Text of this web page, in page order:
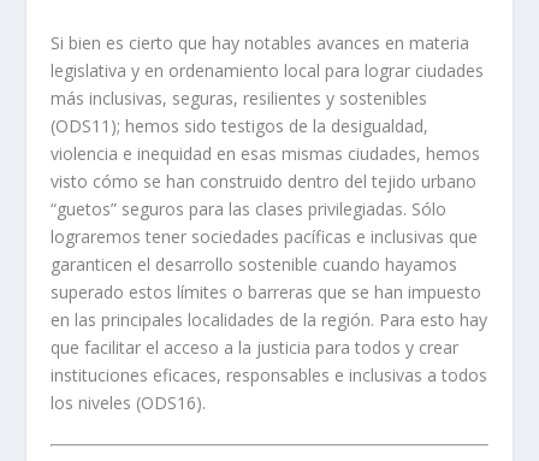
Si bien es cierto que hay notables avances en materia
legislativa y en ordenamiento local para lograr ciudades
más inclusivas, seguras, resilientes y sostenibles
(ODS11); hemos sido testigos de la desigualdad,
violencia e inequidad en esas mismas ciudades, hemos
visto cómo se han construido dentro del tejido urbano
“guetos” seguros para las clases privilegiadas. Sólo
lograremos tener sociedades pacíficas e inclusivas que
garanticen el desarrollo sostenible cuando hayamos
superado estos límites o barreras que se han impuesto
en las principales localidades de la región. Para esto hay
que facilitar el acceso a la justicia para todos y crear
instituciones eficaces, responsables e inclusivas a todos
los niveles (ODS16).